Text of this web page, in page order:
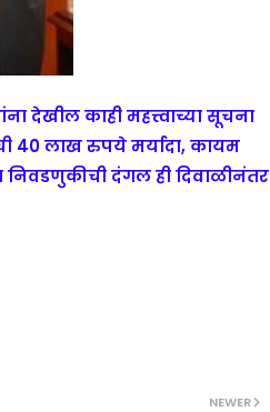
देखील काही महत्त्वाच्या सूचना
40 लाख रुपये मर्यादा, कायम
निवडणुकीची दंगल ही दिवाळीनंतर
NEWER